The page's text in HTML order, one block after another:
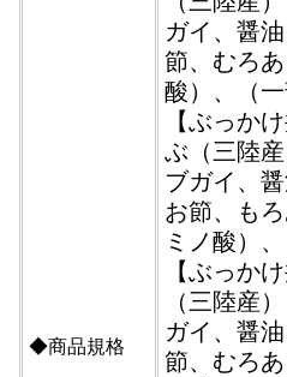
◆商品規格
ガイ、醤
節、むろ
酸）、（
【ぶっか
ぶ（三陸
ブガイ、
お節、も
ミノ酸）
【ぶっか
（三陸産
ガイ、醤
節、むろ